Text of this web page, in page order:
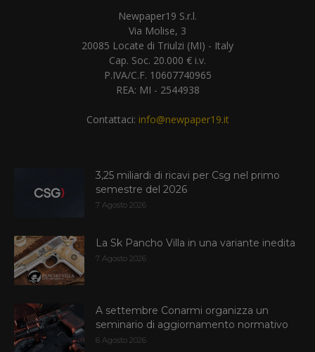
Newpaper19 S.r.l.
Via Molise, 3
20085 Locate di Triulzi (MI) - Italy
Cap. Soc. 20.000 € i.v.
P.IVA/C.F. 10607740965
REA: MI - 2544938
Contattaci: info@newpaper19.it
3,25 miliardi di ricavi per Csg nel primo
semestre del 2026
7 Agosto 2026
La Sk Pancho Villa in una variante inedita
7 Agosto 2026
A settembre Conarmi organizza un
seminario di aggiornamento normativo
6 Agosto 2026